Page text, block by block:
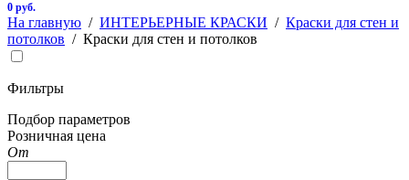
0 руб.
На главную / ИНТЕРЬЕРНЫЕ КРАСКИ / Краски для стен и
потолков / Краски для стен и потолков
Фильтры
Подбор параметров
Розничная цена
От